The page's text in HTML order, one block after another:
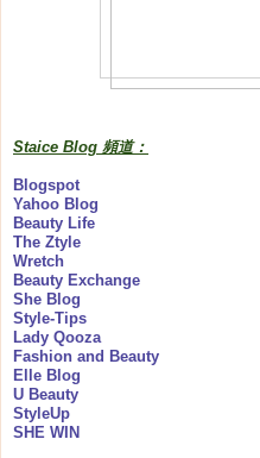
Staice Blog 頻道：
Blogspot
Yahoo Blog
Beauty Life
The Ztyle
Wretch
Beauty Exchange
She Blog
Style-Tips
Lady Qooza
Fashion and Beauty
Elle Blog
U Beauty
StyleUp
SHE WIN